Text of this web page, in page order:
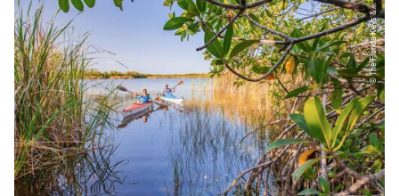
© The Florida Keys &...